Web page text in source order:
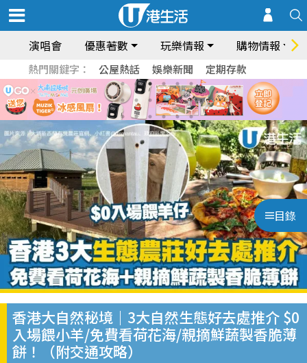
演唱會 優惠著數 玩樂情報 購物情報
熱門關鍵字： 公屋熱話 娛樂新聞 定期存款
目錄
香港大自然秘境｜3大自然生態好去處推介 $0
入場餵小羊/免費看荷花海/親摘鮮蔬製香脆薄
餅！（附交通攻略）